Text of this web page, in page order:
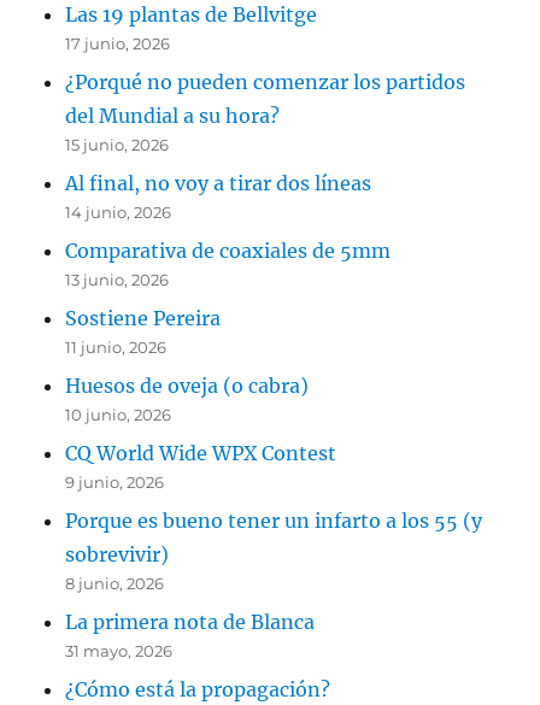
Las 19 plantas de Bellvitge
17 junio, 2026
¿Porqué no pueden comenzar los partidos
del Mundial a su hora?
15 junio, 2026
Al final, no voy a tirar dos líneas
14 junio, 2026
Comparativa de coaxiales de 5mm
13 junio, 2026
Sostiene Pereira
11 junio, 2026
Huesos de oveja (o cabra)
10 junio, 2026
CQ World Wide WPX Contest
9 junio, 2026
Porque es bueno tener un infarto a los 55 (y
sobrevivir)
8 junio, 2026
La primera nota de Blanca
31 mayo, 2026
¿Cómo está la propagación?